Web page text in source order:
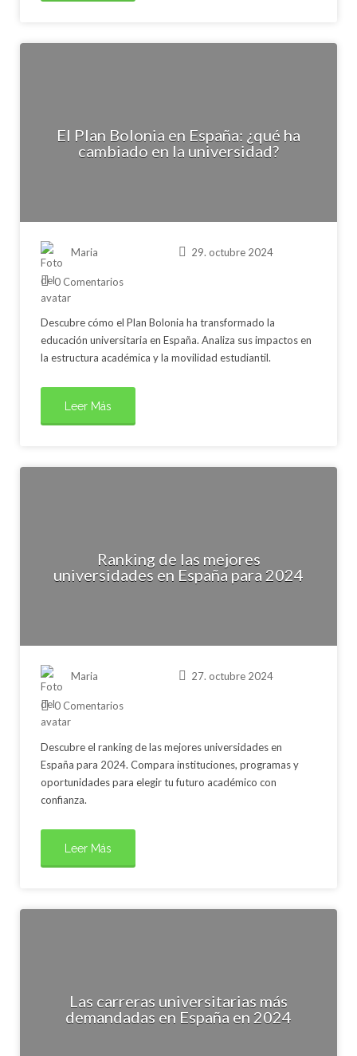
El Plan Bolonia en España: ¿qué ha
cambiado en la universidad?
Maria 29. octubre 2024
0 Comentarios
Descubre cómo el Plan Bolonia ha transformado la
educación universitaria en España. Analiza sus impactos en
la estructura académica y la movilidad estudiantil.
Leer Más
Ranking de las mejores
universidades en España para 2024
Maria 27. octubre 2024
0 Comentarios
Descubre el ranking de las mejores universidades en
España para 2024. Compara instituciones, programas y
oportunidades para elegir tu futuro académico con
confianza.
Leer Más
Las carreras universitarias más
demandadas en España en 2024